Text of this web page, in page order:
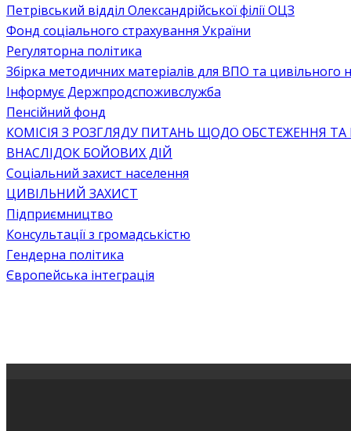
Петрівський відділ Олександрійської філії ОЦЗ
Фонд соціального страхування України
Регуляторна політика
Збірка методичних матеріалів для ВПО та цивільного
Інформує Держпродспоживслужба
Пенсійний фонд
КОМІСІЯ З РОЗГЛЯДУ ПИТАНЬ ЩОДО ОБСТЕЖЕННЯ
ВНАСЛІДОК БОЙОВИХ ДІЙ
Соціальний захист населення
ЦИВІЛЬНИЙ ЗАХИСТ
Підприємництво
Консультації з громадськістю
Гендерна політика
Європейська інтеграція